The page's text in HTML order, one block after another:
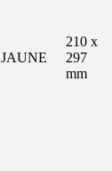
JAUNE
210 x
297
mm